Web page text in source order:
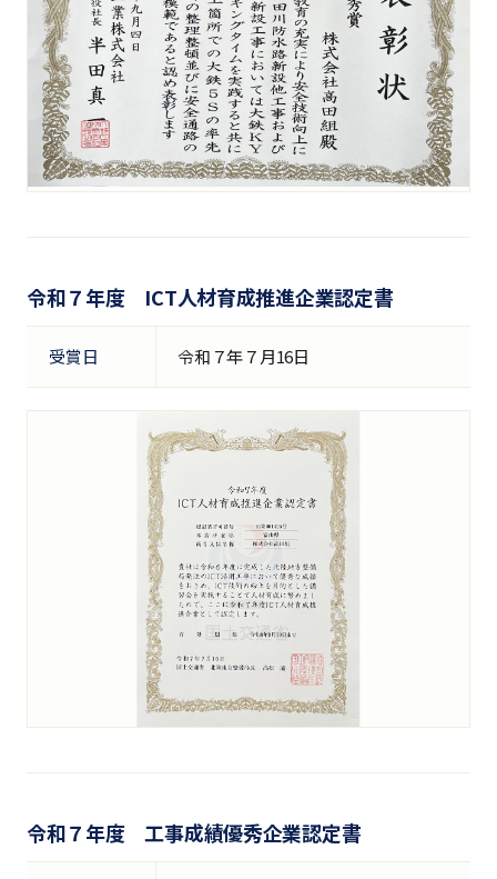
令和７年度 ICT人材育成推進企業認定書
受賞日 令和７年７月16日
令和７年度 工事成績優秀企業認定書